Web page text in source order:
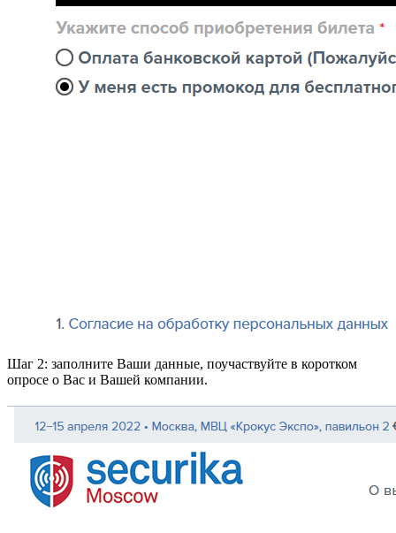
Шаг 2: заполните Ваши данные, поучаствуйте в коротком
опросе о Вас и Вашей компании.